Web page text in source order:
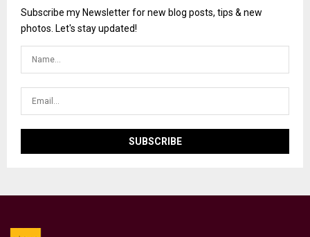
Subscribe my Newsletter for new blog posts, tips & new
photos. Let's stay updated!